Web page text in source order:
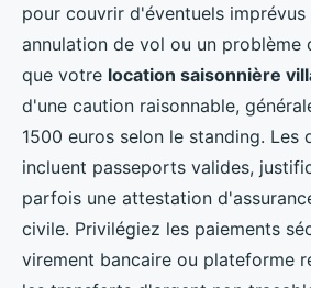
pour couvrir d'éventuels imprévus
annulation de vol ou un problème
que votre location saisonnière
d'une caution raisonnable,
1500 euros selon le standing. Les
incluent passeports valides,
parfois une attestation
civile. Privilégiez les paiements
virement bancaire ou plateforme